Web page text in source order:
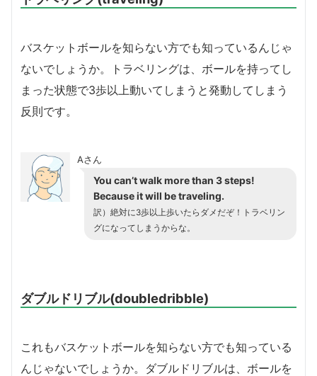
バスケットボールを知らない方でも知っているんじゃ
ないでしょうか。トラベリングは、ボールを持ってし
まった状態で3歩以上動いてしまうと発動してしまう
反則です。
Aさん
You can’t walk more than 3 steps!
Because it will be traveling.
訳）絶対に3歩以上歩いたらダメだぞ！トラベリン
グになってしまうからな。
ダブルドリブル(doubledribble)
これもバスケットボールを知らない方でも知っている
んじゃないでしょうか。ダブルドリブルは、ボールを